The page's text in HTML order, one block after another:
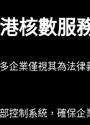
核數服
企業僅視其為法
控制系統，確保